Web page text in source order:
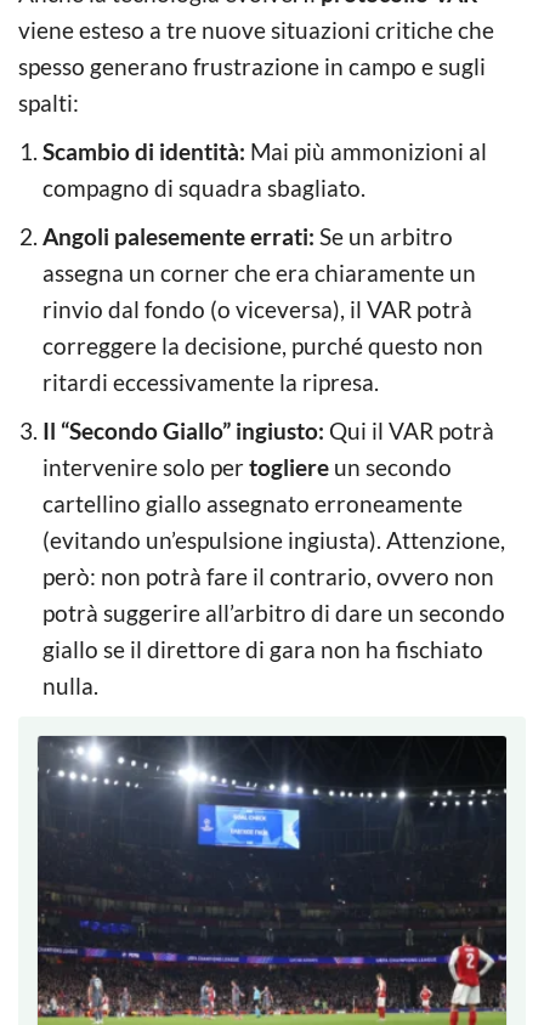
viene esteso a tre nuove situazioni critiche che
spesso generano frustrazione in campo e sugli
spalti:
Scambio di identità: Mai più ammonizioni al
compagno di squadra sbagliato.
Angoli palesemente errati: Se un arbitro
assegna un corner che era chiaramente un
rinvio dal fondo (o viceversa), il VAR potrà
correggere la decisione, purché questo non
ritardi eccessivamente la ripresa.
Il “Secondo Giallo” ingiusto: Qui il VAR potrà
intervenire solo pertogliere un secondo
cartellino giallo assegnato erroneamente
(evitando un’espulsione ingiusta). Attenzione,
però: non potrà fare il contrario, ovvero non
potrà suggerire all’arbitro di dare un secondo
giallo se il direttore di gara non ha fischiato
nulla.